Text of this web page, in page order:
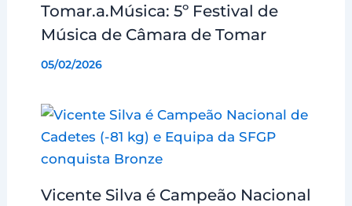
Tomar.a.Música: 5º Festival de
Música de Câmara de Tomar
05/02/2026
Vicente Silva é Campeão Nacional